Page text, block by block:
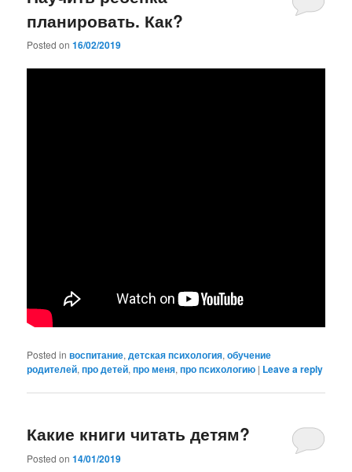
планировать. Как?
Posted on16/02/2019
Posted in воспитание,детская психология,обучение
родителей,про детей,про меня,про психологию | Leave a reply
Какие книги читать детям?
Posted on14/01/2019